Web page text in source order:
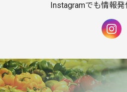
Instagramでも情報